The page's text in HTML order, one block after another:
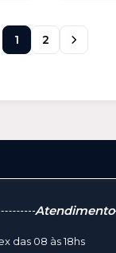
1 2
Atendimento
das 08 às 18hs